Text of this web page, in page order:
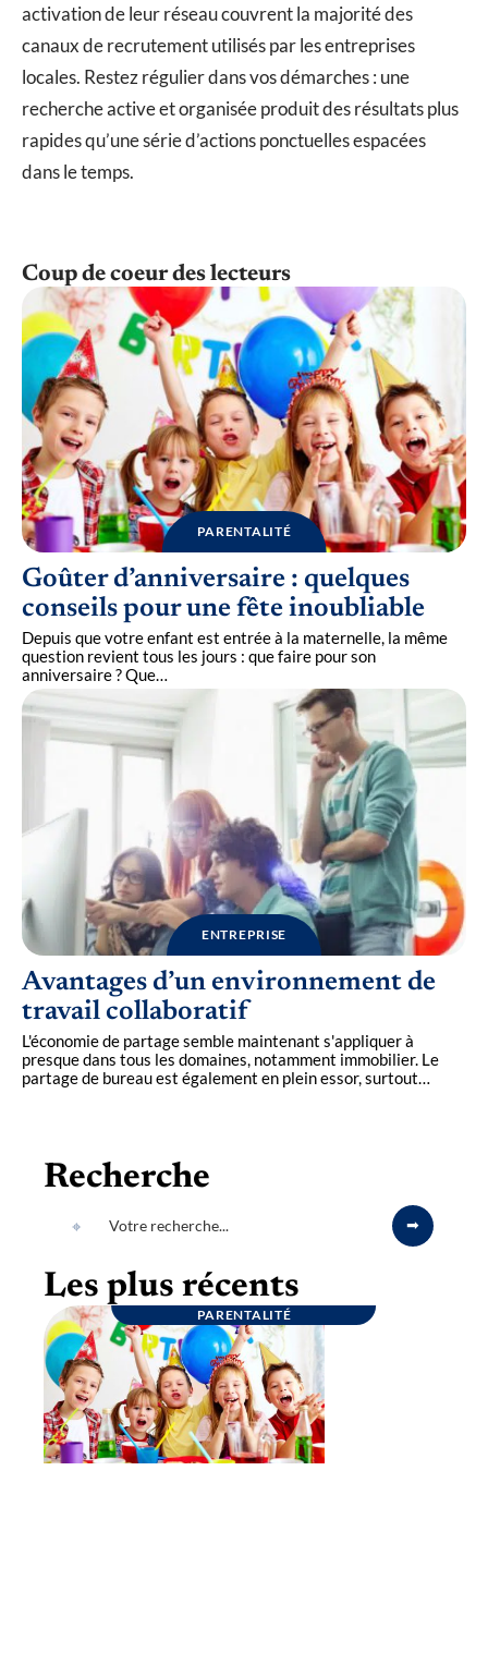
activation de leur réseau couvrent la majorité des
canaux de recrutement utilisés par les entreprises
locales. Restez régulier dans vos démarches : une
recherche active et organisée produit des résultats plus
rapides qu’une série d’actions ponctuelles espacées
dans le temps.
Coup de coeur des lecteurs
PARENTALITÉ
Goûter d’anniversaire : quelques
conseils pour une fête inoubliable
Depuis que votre enfant est entrée à la maternelle, la même
question revient tous les jours : que faire pour son
anniversaire ? Que…
ENTREPRISE
Avantages d’un environnement de
travail collaboratif
L'économie de partage semble maintenant s'appliquer à
presque dans tous les domaines, notamment immobilier. Le
partage de bureau est également en plein essor, surtout…
Recherche
Les plus récents
PARENTALITÉ